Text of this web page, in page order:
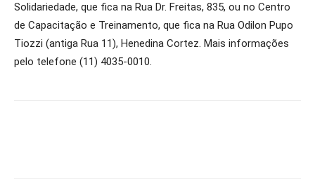
Solidariedade, que fica na Rua Dr. Freitas, 835, ou no Centro
de Capacitação e Treinamento, que fica na Rua Odilon Pupo
Tiozzi (antiga Rua 11), Henedina Cortez. Mais informações
pelo telefone (11) 4035-0010.